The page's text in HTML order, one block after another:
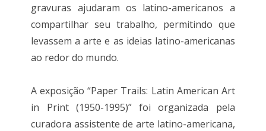
gravuras ajudaram os latino-americanos a
compartilhar seu trabalho, permitindo que
levassem a arte e as ideias latino-americanas
ao redor do mundo.
A exposição “Paper Trails: Latin American Art
in Print (1950-1995)” foi organizada pela
curadora assistente de arte latino-americana,